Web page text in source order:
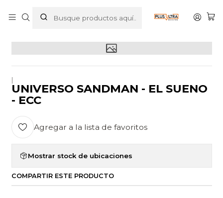
UNIVERSO SANDMAN - EL SUENO - ECC
UNIVERSO SANDMAN - EL SUENO
- ECC
Agregar a la lista de favoritos
Mostrar stock de ubicaciones
COMPARTIR ESTE PRODUCTO